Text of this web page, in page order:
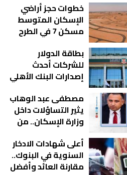
خطوات حجز أراضي
الإسكان المتوسط
مسكن 7 في الطرح
بطاقة الدولار
للشركات أحدث
إصدارات البنك الأهلي
ماستركارد
مصطفى عبد الوهاب
يثير التساؤلات داخل
وزارة الإسكان.. من
المناصب؟
أعلى شهادات الادخار
السنوية في البنوك..
مقارنة العائد وأفضل